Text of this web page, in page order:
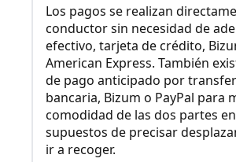
Los pagos se realizan
conductor sin necesidad de
efectivo, tarjeta de crédito,
American Express. También
de pago anticipado por
bancaria, Bizum o PayPal para
comodidad de las dos partes
supuestos de precisar
ir a recoger.